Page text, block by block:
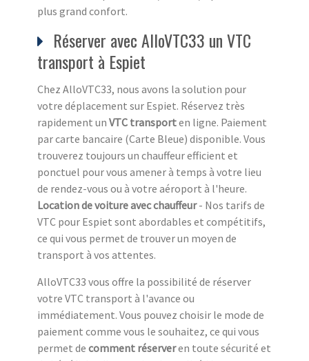
plus grand confort.
Réserver avec AlloVTC33 un VTC
transport à Espiet
Chez AlloVTC33, nous avons la solution pour
votre déplacement sur Espiet. Réservez très
rapidement un VTC transporten ligne. Paiement
par carte bancaire (Carte Bleue) disponible. Vous
trouverez toujours un chauffeur efficient et
ponctuel pour vous amener à temps à votre lieu
de rendez-vous ou à votre aéroport à l'heure.
Location de voiture avec chauffeur- Nos tarifs de
VTC pour Espiet sont abordables et compétitifs,
ce qui vous permet de trouver un moyen de
transport à vos attentes.
AlloVTC33 vous offre la possibilité de réserver
votre VTC transport à l'avance ou
immédiatement. Vous pouvez choisir le mode de
paiement comme vous le souhaitez, ce qui vous
permet de comment réserveren toute sécurité et